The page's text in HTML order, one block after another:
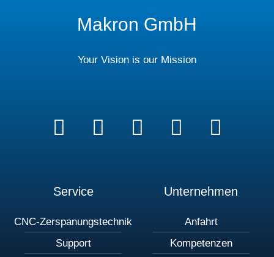
Makron GmbH
Your Vision is our Mission
Service
CNC-Zerspanungstechnik
Support
Unternehmen
Anfahrt
Kompetenzen